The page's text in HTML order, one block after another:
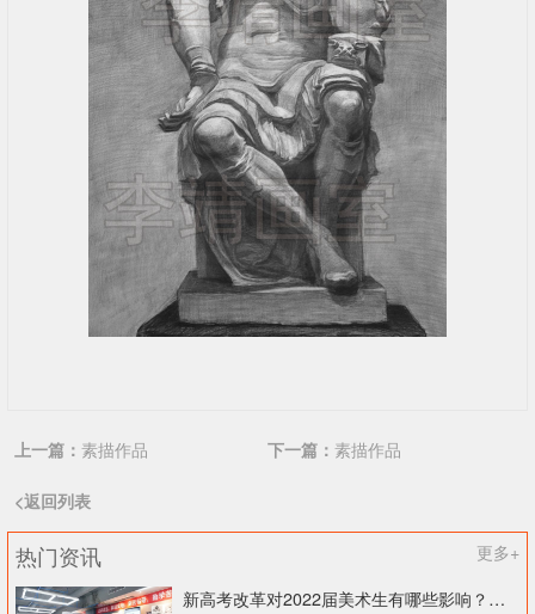
上一篇： 素描作品 下一篇： 素描作品
<返回列表
热门资讯
更多+
新高考改革对2022届美术生有哪些影响？北京画室刘老师来和大家说说